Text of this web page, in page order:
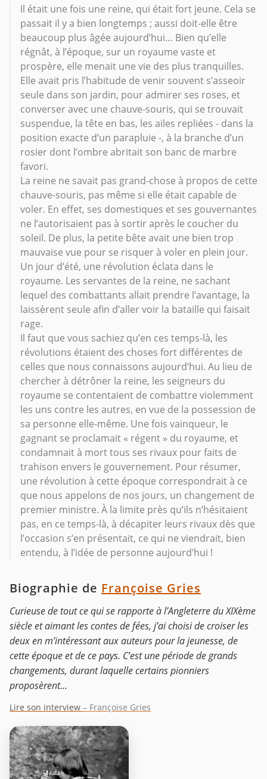
Il était une fois une reine, qui était fort jeune. Cela se
passait il y a bien longtemps ; aussi doit-elle être
beaucoup plus âgée aujourd’hui… Bien qu’elle
régnât, à l’époque, sur un royaume vaste et
prospère, elle menait une vie des plus tranquilles.
Elle avait pris l’habitude de venir souvent s’asseoir
seule dans son jardin, pour admirer ses roses, et
converser avec une chauve-souris, qui se trouvait
suspendue, la tête en bas, les ailes repliées - dans la
position exacte d’un parapluie -, à la branche d’un
rosier dont l’ombre abritait son banc de marbre
favori.
La reine ne savait pas grand-chose à propos de cette
chauve-souris, pas même si elle était capable de
voler. En effet, ses domestiques et ses gouvernantes
ne l’autorisaient pas à sortir après le coucher du
soleil. De plus, la petite bête avait une bien trop
mauvaise vue pour se risquer à voler en plein jour.
Un jour d’été, une révolution éclata dans le
royaume. Les servantes de la reine, ne sachant
lequel des combattants allait prendre l’avantage, la
laissèrent seule afin d’aller voir la bataille qui faisait
rage.
Il faut que vous sachiez qu’en ces temps-là, les
révolutions étaient des choses fort différentes de
celles que nous connaissons aujourd’hui. Au lieu de
chercher à détrôner la reine, les seigneurs du
royaume se contentaient de combattre violemment
les uns contre les autres, en vue de la possession de
sa personne elle-même. Une fois vainqueur, le
gagnant se proclamait « régent » du royaume, et
condamnait à mort tous ses rivaux pour faits de
trahison envers le gouvernement. Pour résumer,
une révolution à cette époque correspondrait à ce
que nous appelons de nos jours, un changement de
premier ministre. À la limite près qu’ils n’hésitaient
pas, en ce temps-là, à décapiter leurs rivaux dès que
l’occasion s’en présentait, ce qui ne viendrait, bien
entendu, à l’idée de personne aujourd’hui !
Biographie de Françoise Gries
Curieuse de tout ce qui se rapporte à l’Angleterre du XIXème
siècle et aimant les contes de fées, j’ai choisi de croiser les
deux en m’intéressant aux auteurs pour la jeunesse, de
cette époque et de ce pays. C’est une période de grands
changements, durant laquelle certains pionniers
proposèrent...
Lire son interview – Françoise Gries